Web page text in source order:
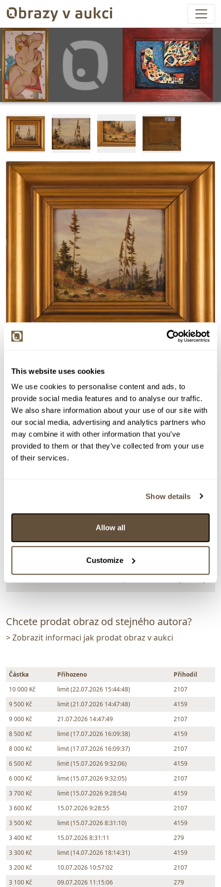
This website uses cookies
We use cookies to personalise content and ads, to
provide social media features and to analyse our traffic.
We also share information about your use of our site with
our social media, advertising and analytics partners who
may combine it with other information that you’ve
provided to them or that they’ve collected from your use
of their services.
Show details
Allow all
Customize
Passerová. Rámováno.
> Zobrazit detail položky a informace o autorovi
Vyvolávací cena:
3 000 Kč
Zpět na aukční výsledky
Chcete prodat obraz od stejného autora?
> Zobrazit informaci jak prodat obraz v aukci
Částka Přihozeno
Přihodil
10 000 Kč
limit (22.07.2026 15:44:48)
2107
9 500 Kč
limit (21.07.2026 14:47:48)
4159
9 000 Kč
21.07.2026 14:47:49
2107
8 500 Kč
limit (17.07.2026 16:09:38)
4159
8 000 Kč
limit (17.07.2026 16:09:37)
2107
6 500 Kč
limit (15.07.2026 9:32:06)
4159
6 000 Kč
limit (15.07.2026 9:32:05)
2107
3 700 Kč
limit (15.07.2026 9:28:54)
4159
3 600 Kč
15.07.2026 9:28:55
2107
3 500 Kč
limit (15.07.2026 8:31:10)
4159
3 400 Kč
15.07.2026 8:31:11
279
3 300 Kč
limit (14.07.2026 18:14:31)
4159
3 200 Kč
10.07.2026 10:57:02
2107
3 100 Kč
09.07.2026 11:15:06 279